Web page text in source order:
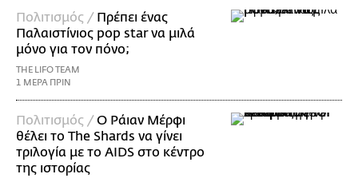
Πολιτισμός / Πρέπει ένας
Παλαιστίνιος pop star να μιλά
μόνο για τον πόνο;
THE LIFO TEAM
1 ΜΕΡΑ ΠΡΙΝ
Πολιτισμός /Ο Ράιαν Μέρφι
θέλει το The Shards να γίνει
τριλογία με το AIDS στο κέντρο
της ιστορίας